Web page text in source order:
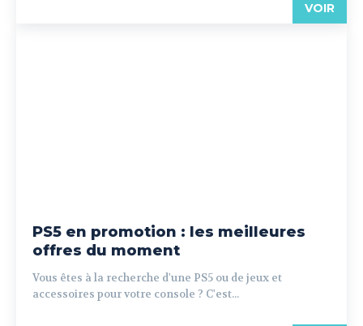
VOIR
PS5 en promotion : les meilleures
offres du moment
Vous êtes à la recherche d'une PS5 ou de jeux et
accessoires pour votre console ? C'est...